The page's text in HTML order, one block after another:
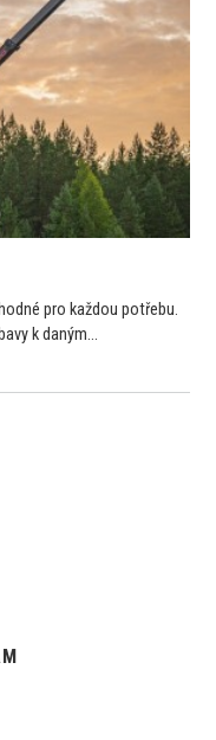
pro každou potřebu.
k daným...